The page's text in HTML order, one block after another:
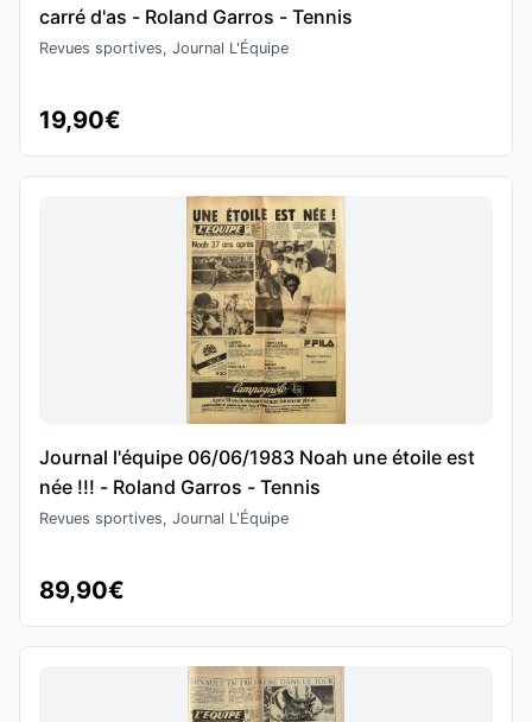
carré d'as - Roland Garros - Tennis
Revues sportives, Journal L'Équipe
19,90€
Journal l'équipe 06/06/1983 Noah une étoile est
née !!! - Roland Garros - Tennis
Revues sportives, Journal L'Équipe
89,90€